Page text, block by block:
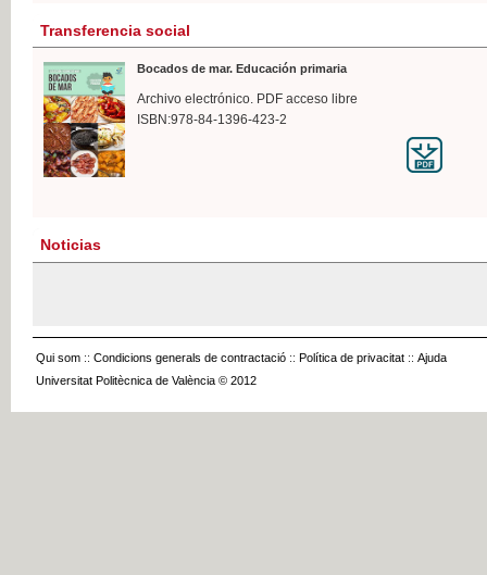
Transferencia social
Bocados de mar. Educación primaria
Archivo electrónico. PDF acceso libre
ISBN:978-84-1396-423-2
Noticias
Qui som :: Condicions generals de contractació :: Política de privacitat :: Ajuda
Universitat Politècnica de València © 2012